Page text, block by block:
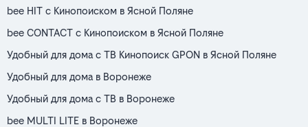
bee HIT с Кинопоиском в Ясной Поляне
bee CONTACT с Кинопоиском в Ясной Поляне
Удобный для дома с ТВ Кинопоиск GPON в Ясной Поляне
Удобный для дома в Воронеже
Удобный для дома с ТВ в Воронеже
bee MULTI LITE в Воронеже